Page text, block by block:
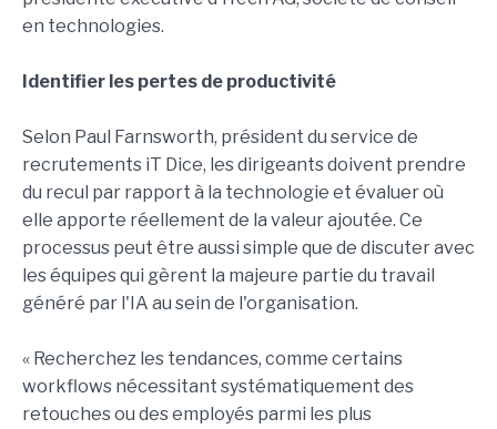
en technologies.
Identifier les pertes de productivité
Selon Paul Farnsworth, président du service de
recrutements iT Dice, les dirigeants doivent prendre
du recul par rapport à la technologie et évaluer où
elle apporte réellement de la valeur ajoutée. Ce
processus peut être aussi simple que de discuter avec
les équipes qui gèrent la majeure partie du travail
généré par l'IA au sein de l'organisation.
« Recherchez les tendances, comme certains
workflows nécessitant systématiquement des
retouches ou des employés parmi les plus